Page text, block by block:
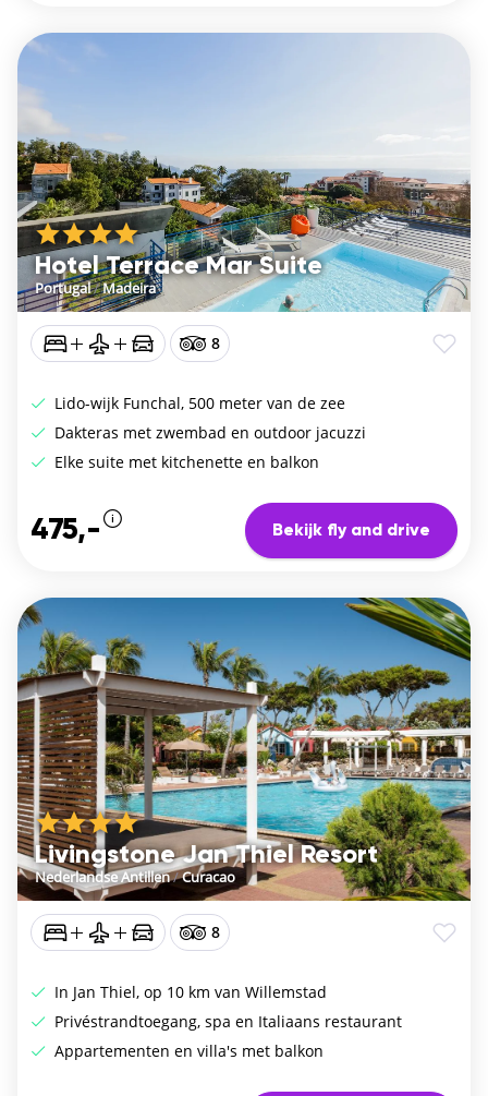
Hotel Terrace Mar Suite
Portugal/Madeira
8
Lido-wijk Funchal, 500 meter van de zee
Dakteras met zwembad en outdoor jacuzzi
Elke suite met kitchenette en balkon
475,- Bekijk fly and drive
Livingstone Jan Thiel Resort
Nederlandse Antillen/Curacao
8
In Jan Thiel, op 10 km van Willemstad
Privéstrandtoegang, spa en Italiaans restaurant
Appartementen en villa's met balkon